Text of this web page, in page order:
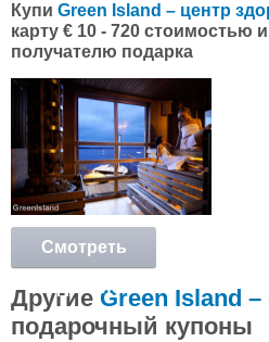
Купи Green Island – центр
карту € 10 - 720 стоимостью
получателю подарка
Смотреть
подробнее
Другие Green Island
подарочный купоны